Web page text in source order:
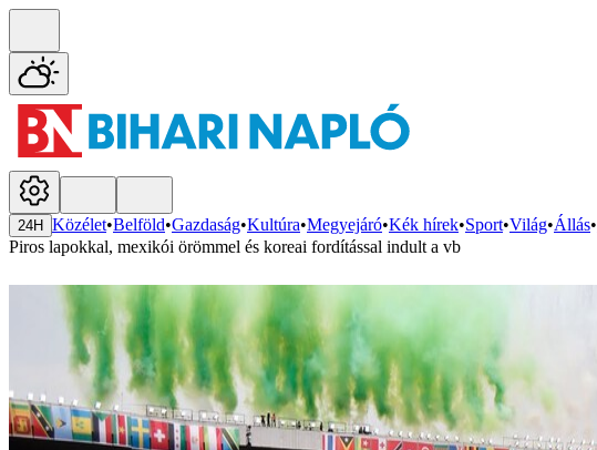
24H Közélet•Belföld•Gazdaság•Kultúra•Megyejáró•Kék hírek•Sport•Világ•Állás•
Piros lapokkal, mexikói örömmel és koreai fordítással indult a vb